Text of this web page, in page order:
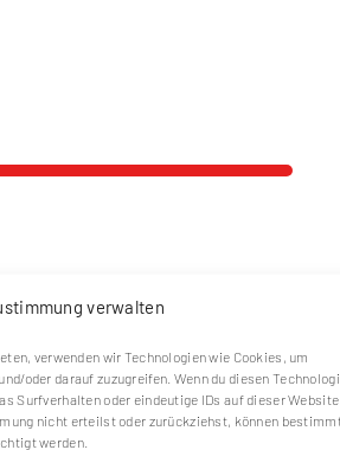
verwalten
verwenden wir Technologien wie Cookies, um
oder darauf zuzugreifen. Wenn du diesen
Surfverhalten oder eindeutige IDs auf dieser Website
nicht erteilst oder zurückziehst, können
werden.